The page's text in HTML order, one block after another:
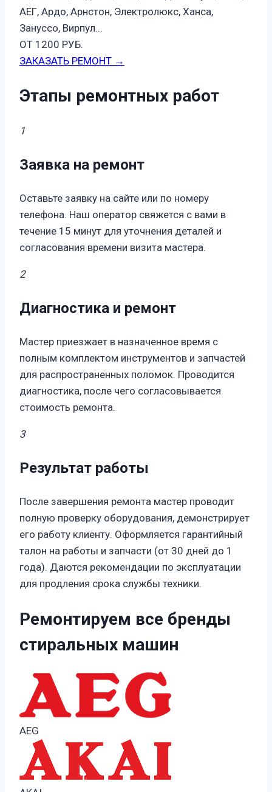
АЕГ, Ардо, Арнстон, Электролюкс, Ханса,
Зануссо, Вирпул...
ОТ 1200 РУБ.
ЗАКАЗАТЬ РЕМОНТ →
Этапы ремонтных работ
1
Заявка на ремонт
Оставьте заявку на сайте или по номеру
телефона. Наш оператор свяжется с вами в
течение 15 минут для уточнения деталей и
согласования времени визита мастера.
2
Диагностика и ремонт
Мастер приезжает в назначенное время с
полным комплектом инструментов и запчастей
для распространенных поломок. Проводится
диагностика, после чего согласовывается
стоимость ремонта.
3
Результат работы
После завершения ремонта мастер проводит
полную проверку оборудования, демонстрирует
его работу клиенту. Оформляется гарантийный
талон на работы и запчасти (от 30 дней до 1
года). Даются рекомендации по эксплуатации
для продления срока службы техники.
Ремонтируем все бренды
стиральных машин
AEG